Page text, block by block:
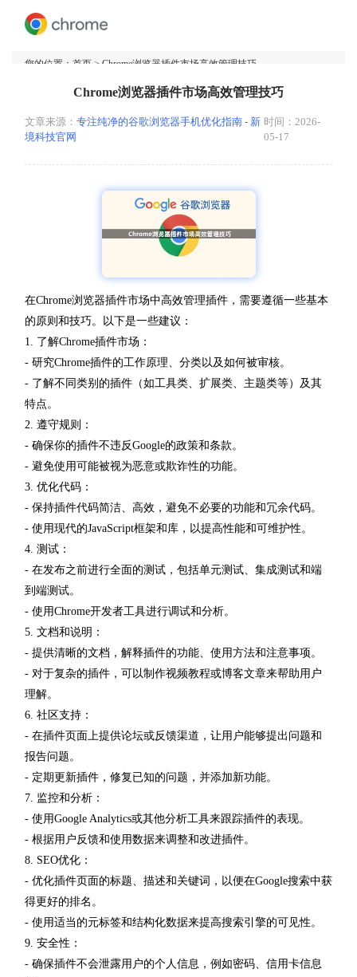
您的位置： 首页 > Chrome浏览器插件市场高效管理技巧
Chrome浏览器插件市场高效管理技巧
文章来源： 专注纯净的谷歌浏览器手机优化指南 - 新
境科技官网
时间：2026-
05-17
在Chrome浏览器插件市场中高效管理插件，需要遵循一些基本
的原则和技巧。以下是一些建议：
1. 了解Chrome插件市场：
- 研究Chrome插件的工作原理、分类以及如何被审核。
- 了解不同类别的插件（如工具类、扩展类、主题类等）及其
特点。
2. 遵守规则：
- 确保你的插件不违反Google的政策和条款。
- 避免使用可能被视为恶意或欺诈性的功能。
3. 优化代码：
- 保持插件代码简洁、高效，避免不必要的功能和冗余代码。
- 使用现代的JavaScript框架和库，以提高性能和可维护性。
4. 测试：
- 在发布之前进行全面的测试，包括单元测试、集成测试和端
到端测试。
- 使用Chrome开发者工具进行调试和分析。
5. 文档和说明：
- 提供清晰的文档，解释插件的功能、使用方法和注意事项。
- 对于复杂的插件，可以制作视频教程或博客文章来帮助用户
理解。
6. 社区支持：
- 在插件页面上提供论坛或反馈渠道，让用户能够提出问题和
报告问题。
- 定期更新插件，修复已知的问题，并添加新功能。
7. 监控和分析：
- 使用Google Analytics或其他分析工具来跟踪插件的表现。
- 根据用户反馈和使用数据来调整和改进插件。
8. SEO优化：
- 优化插件页面的标题、描述和关键词，以便在Google搜索中获
得更好的排名。
- 使用适当的元标签和结构化数据来提高搜索引擎的可见性。
9. 安全性：
- 确保插件不会泄露用户的个人信息，例如密码、信用卡信息